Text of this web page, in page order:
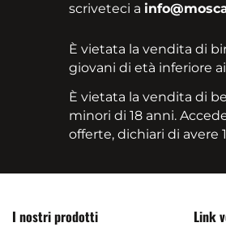
scriveteci a
È vietata la vendita di
giovani di età inferiore ai
È vietata la vendita di
minori di 18 anni.
offerte, dichiari di avere
I nostri prodotti Link